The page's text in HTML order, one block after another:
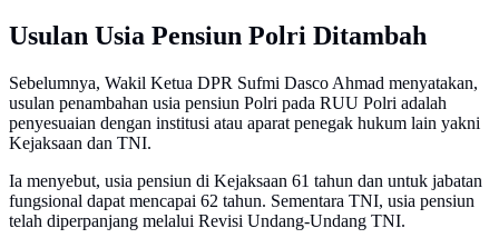
Usulan Usia Pensiun Polri Ditambah
Sebelumnya, Wakil Ketua DPR Sufmi Dasco Ahmad menyatakan,
usulan penambahan usia pensiun Polri pada RUU Polri adalah
penyesuaian dengan institusi atau aparat penegak hukum lain yakni
Kejaksaan dan TNI.
Ia menyebut, usia pensiun di Kejaksaan 61 tahun dan untuk jabatan
fungsional dapat mencapai 62 tahun. Sementara TNI, usia pensiun
telah diperpanjang melalui Revisi Undang-Undang TNI.